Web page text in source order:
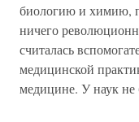
биологию и химию,
ничего
считалась
медицинской
медицине. У наук